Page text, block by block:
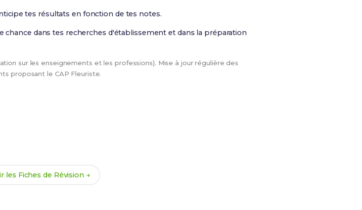
tes résultats en fonction de tes notes.
dans tes recherches d'établissement et dans la préparation
sur les enseignements et les professions). Mise à jour régulière des
proposant le CAP Fleuriste.
les Fiches de Révision →